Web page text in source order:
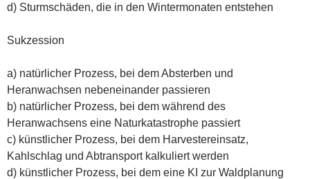
d) Sturmschäden, die in den Wintermonaten entstehen
Sukzession
a) natürlicher Prozess, bei dem Absterben und
Heranwachsen nebeneinander passieren
b) natürlicher Prozess, bei dem während des
Heranwachsens eine Naturkatastrophe passiert
c) künstlicher Prozess, bei dem Harvestereinsatz,
Kahlschlag und Abtransport kalkuliert werden
d) künstlicher Prozess, bei dem eine KI zur Waldplanung